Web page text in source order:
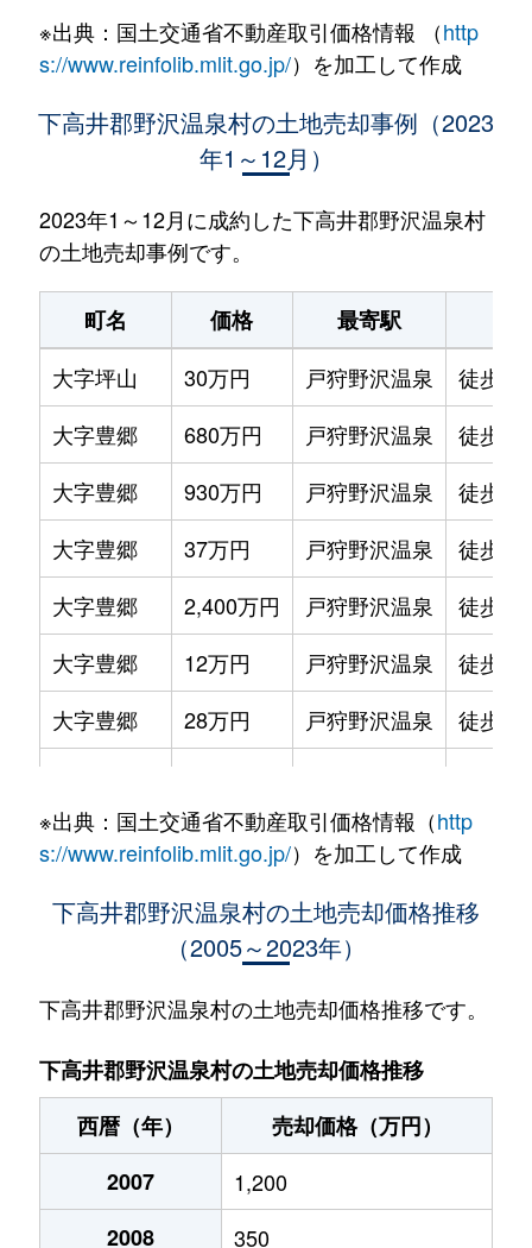
※出典：国土交通省不動産取引価格情報 （http
s://www.reinfolib.mlit.go.jp/）を加工して作成
下高井郡野沢温泉村の土地売却事例（2023
年1～12月）
2023年1～12月に成約した下高井郡野沢温泉村
の土地売却事例です。
町名 価格 最寄駅
大字坪山
30万円 戸狩野沢温泉
徒歩45
大字豊郷
680万円 戸狩野沢温泉
徒歩1
大字豊郷
930万円 戸狩野沢温泉
徒歩1
大字豊郷
37万円 戸狩野沢温泉
徒歩1
大字豊郷
2,400万円 戸狩野沢温泉
徒歩1
大字豊郷
12万円 戸狩野沢温泉
徒歩1
大字豊郷
28万円 戸狩野沢温泉
徒歩1
大字豊郷
600万円 戸狩野沢温泉
徒歩1
470万円 戸狩野沢温泉
※出典：国土交通省不動産取引価格情報（http
s://www.reinfolib.mlit.go.jp/）を加工して作成
下高井郡野沢温泉村の土地売却価格推移
（2005～2023年）
下高井郡野沢温泉村の土地売却価格推移です。
下高井郡野沢温泉村の土地売却価格推移
西暦（年）
売却価格（万円）
2007
1,200
2008
350